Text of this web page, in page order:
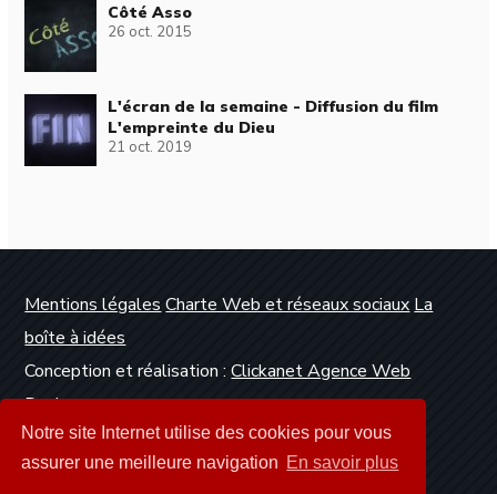
Notre site Internet utilise des cookies pour vous
assurer une meilleure navigation En savoir plus
Côté Asso
26 oct. 2015
L'écran de la semaine - Diffusion du film
L'empreinte du Dieu
21 oct. 2019
Mentions légales Charte Web et réseaux sociaux La
boîte à idées
Conception et réalisation :Clickanet Agence Web
Dunkerque